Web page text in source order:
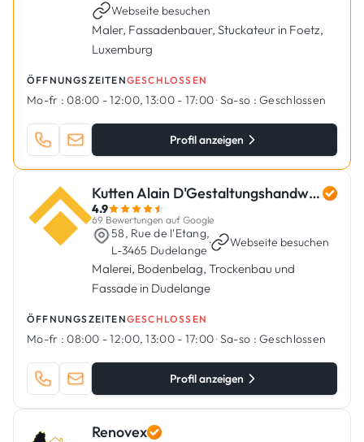
Webseite besuchen
Maler, Fassadenbauer, Stuckateur in Foetz,
Luxemburg
ÖFFNUNGSZEITENGESCHLOSSEN
Mo-fr : 08:00 - 12:00, 13:00 - 17:00·Sa-so : Geschlossen
Profil anzeigen
Kutten Alain D'Gestaltungshandwierker
4.9
69 Bewertungen auf Google
58, Rue de l'Etang,
L-3465 Dudelange
· Webseite besuchen
Malerei, Bodenbelag, Trockenbau und
Fassade in Dudelange
ÖFFNUNGSZEITENGESCHLOSSEN
Mo-fr : 08:00 - 12:00, 13:00 - 17:00·Sa-so : Geschlossen
Profil anzeigen
Renovex